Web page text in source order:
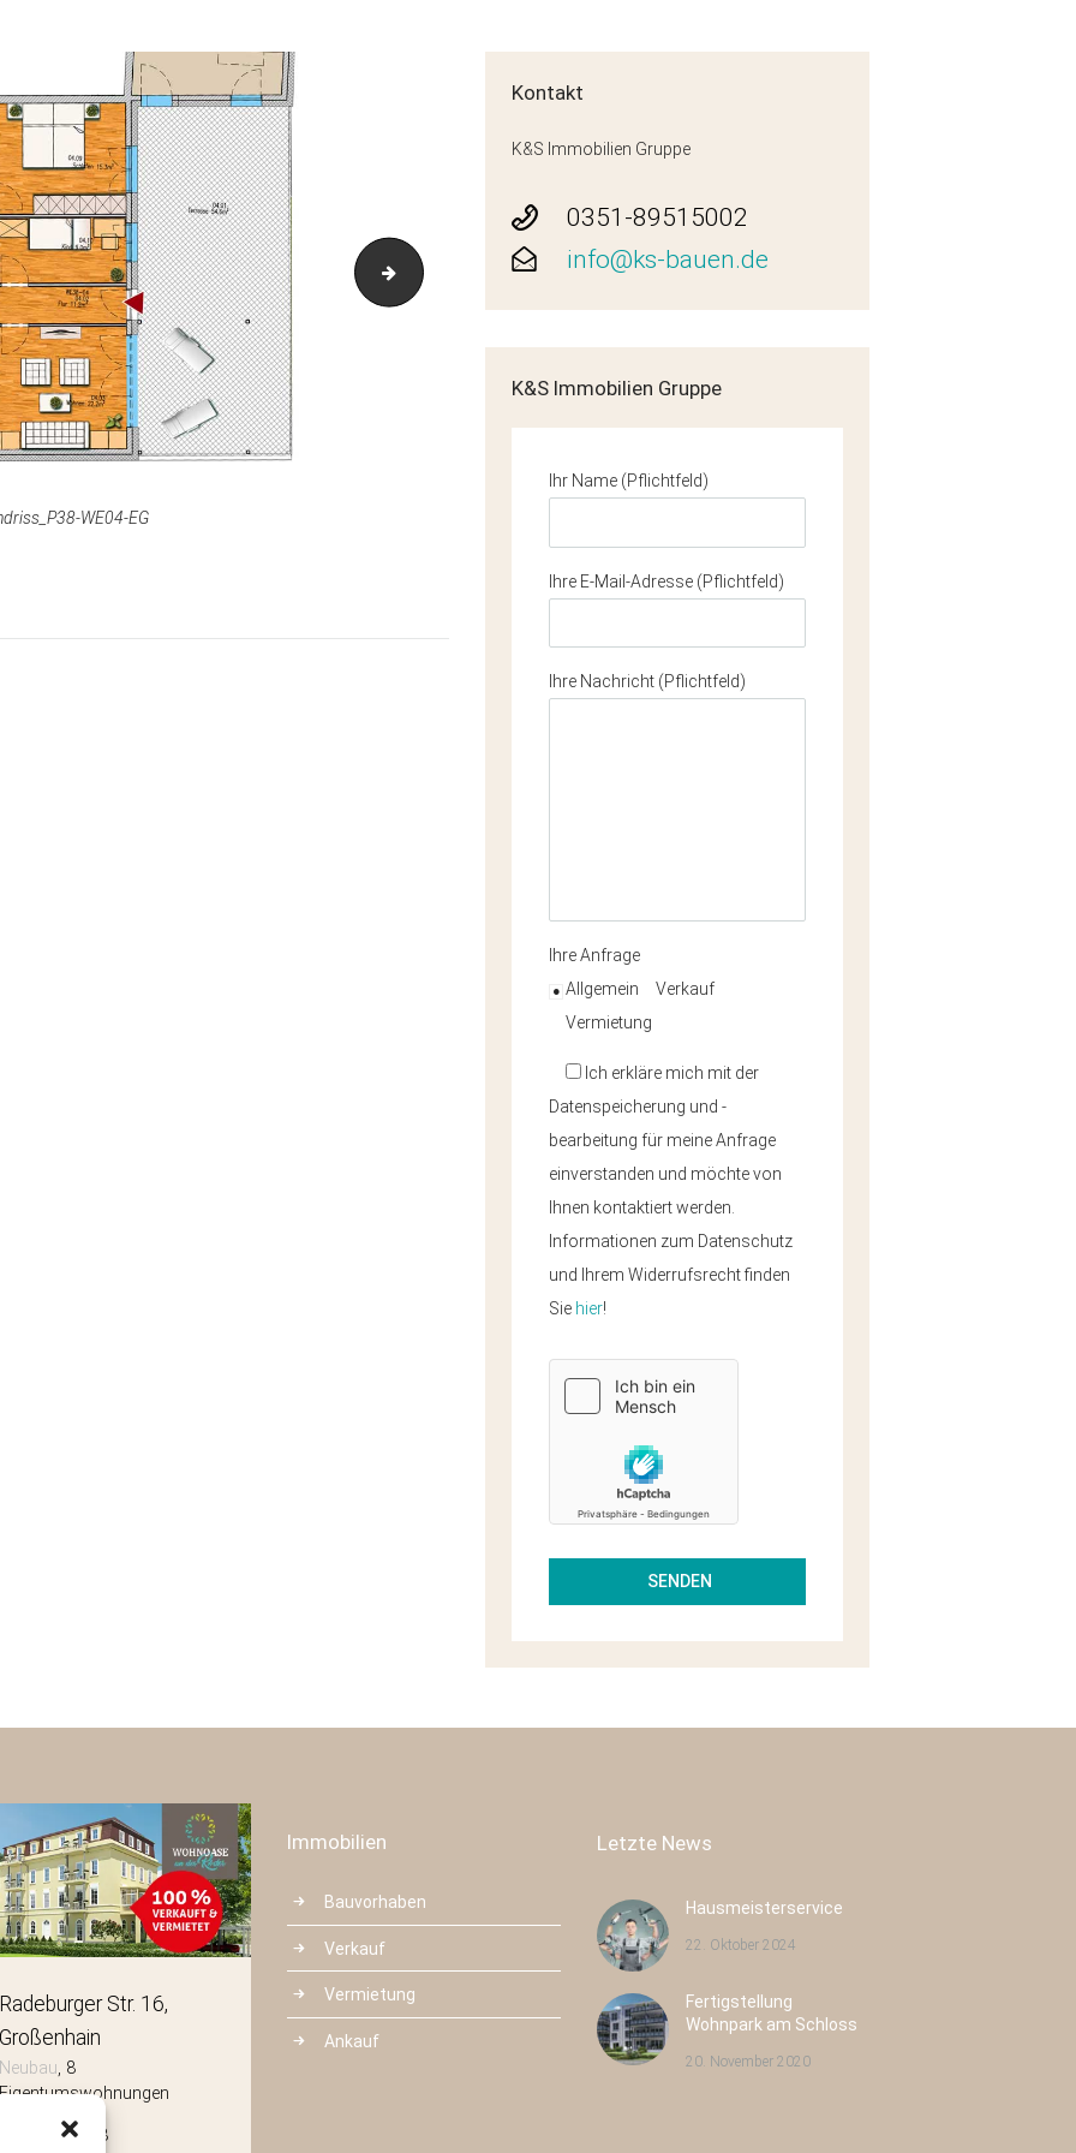
VorschauGrundriss_P38-WE04-EG
WE04-EG
Kontakt
K&S Immobilien Gruppe
0351-89515002
info@ks-bauen.de
K&S Immobilien Gruppe
Ihr Name (Pflichtfeld)
Ihre E-Mail-Adresse (Pflichtfeld)
Ihre Nachricht (Pflichtfeld)
Ihre Anfrage
Allgemein
Verkauf
Vermietung
Ich erkläre mich mit der
Datenspeicherung und -
bearbeitung für meine Anfrage
einverstanden und möchte von
Ihnen kontaktiert werden.
Informationen zum Datenschutz
und Ihrem Widerrufsrecht finden
Sie hier!
Radeburger Str. 16
Großenhain
Neubau 8
Eigentumswohnungen
Wohnfläche:
8
Mittelstraße 3
Radeberg
Pulsnitzer Straße 40
Radeberg
43
Großenhain
Immobilien
Bauvorhaben
Verkauf
Vermietung
Ankauf
Letzte News
Hausmeisterservice
22. Oktober 2024
Fertigstellung
Wohnpark am Schloss
20. November 2020